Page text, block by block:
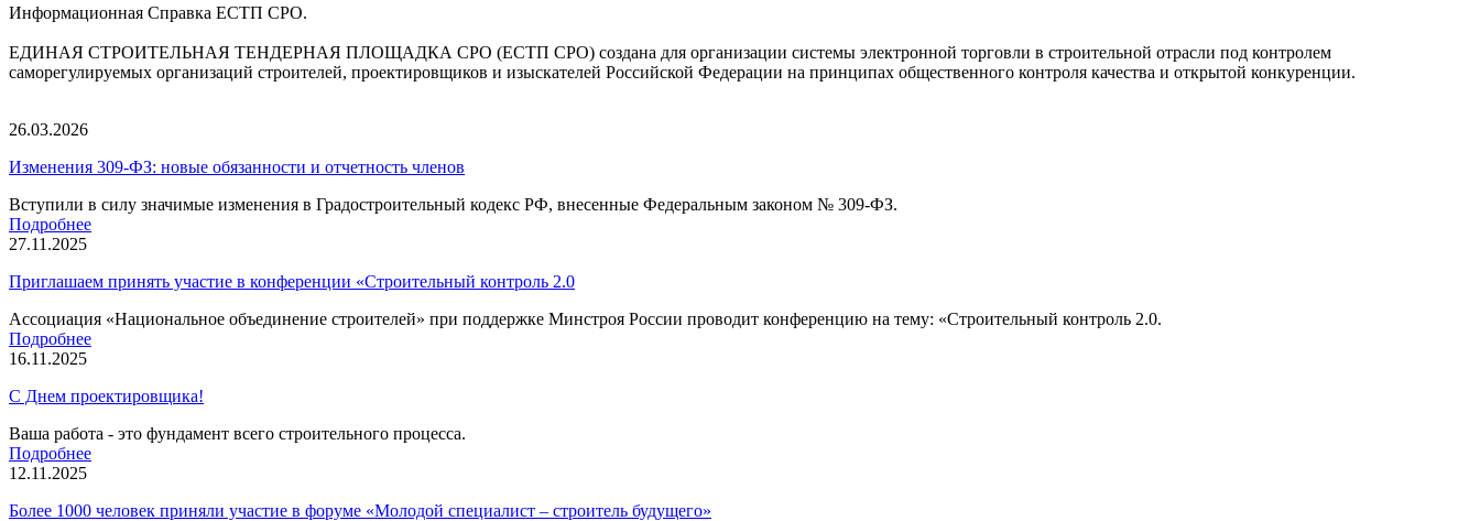
Информационная Справка ЕСТП СРО.
ЕДИНАЯ СТРОИТЕЛЬНАЯ ТЕНДЕРНАЯ ПЛОЩАДКА СРО (ЕСТП СРО) создана для организации системы электронной торговли в строительной отрасли под контролем
саморегулируемых организаций строителей, проектировщиков и изыскателей Российской Федерации на принципах общественного контроля качества и открытой конкуренции.
26.03.2026
Изменения 309-ФЗ: новые обязанности и отчетность членов
Вступили в силу значимые изменения в Градостроительный кодекс РФ, внесенные Федеральным законом № 309-ФЗ.
Подробнее
27.11.2025
Приглашаем принять участие в конференции «Строительный контроль 2.0
Ассоциация «Национальное объединение строителей» при поддержке Минстроя России проводит конференцию на тему: «Строительный контроль 2.0.
Подробнее
16.11.2025
С Днем проектировщика!
Ваша работа - это фундамент всего строительного процесса.
Подробнее
12.11.2025
Более 1000 человек приняли участие в форуме «Молодой специалист – строитель будущего»